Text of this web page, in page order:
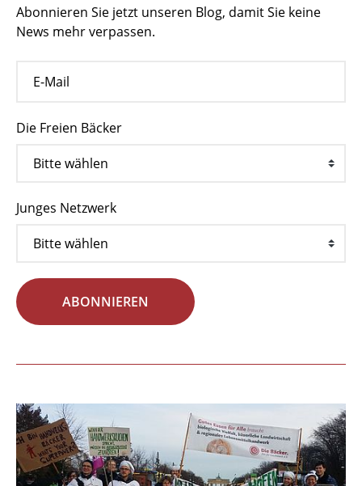
Abonnieren Sie jetzt unseren Blog, damit Sie keine
News mehr verpassen.
Die Freien Bäcker
Junges Netzwerk
ABONNIEREN